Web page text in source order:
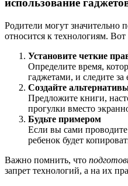
использование
Родители могут значительно
относится к технологиям.
Установите четкие
Определите время,
гаджетами, и следите
Создайте
Предложите книги,
прогулки вместо
Будьте примером
Если вы сами
ребенок будет
Важно помнить, что
запрет технологий, а на их